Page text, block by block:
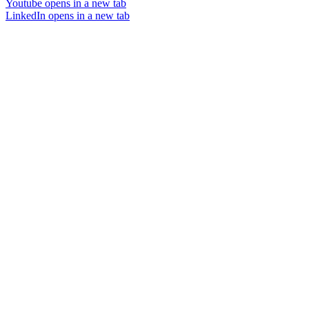
Youtube opens in a new tab
LinkedIn opens in a new tab